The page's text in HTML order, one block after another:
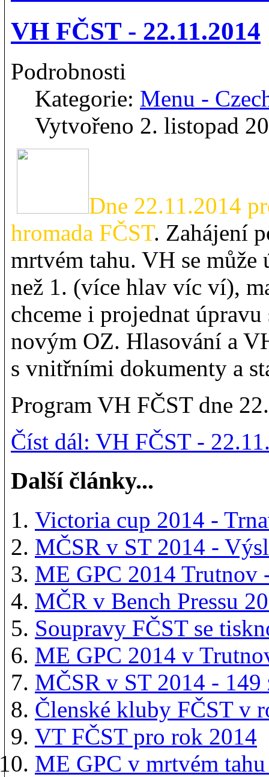
VH FČST - 22.11.2014
Podrobnosti
Kategorie: Menu -
Vytvořeno 2. listopad
Dne 22.11.2014
hromada FČST. Zahájení
mrtvém tahu. VH se může
než 1. (více hlav víc ví),
chceme i projednat
novým OZ. Hlasování a
s vnitřními dokumenty a
Program VH FČST dne
Číst dál: VH FČST -
Další články...
Victoria cup 2014 -
MČSR v ST 2014 -
ME GPC 2014 Trutnov
MČR v Bench Pressu
Soupravy FČST se
ME GPC 2014 v
MČSR v ST 2014 - 149
Členské kluby FČST v
VT FČST pro rok 2014
ME GPC v mrtvém